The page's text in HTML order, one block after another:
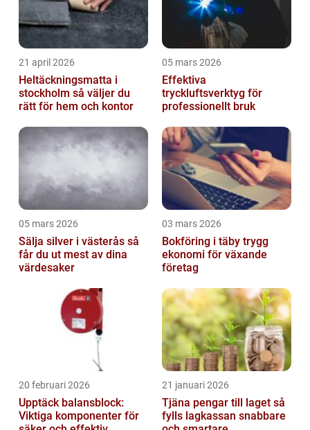
21 april 2026
Heltäckningsmatta i
stockholm så väljer du
rätt för hem och kontor
05 mars 2026
Effektiva
tryckluftsverktyg för
professionellt bruk
05 mars 2026
Sälja silver i västerås så
får du ut mest av dina
värdesaker
03 mars 2026
Bokföring i täby trygg
ekonomi för växande
företag
20 februari 2026
Upptäck balansblock:
Viktiga komponenter för
21 januari 2026
Tjäna pengar till laget så
fylls lagkassan snabbare